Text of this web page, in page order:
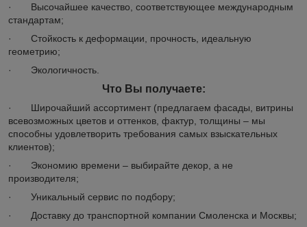
· Высочайшее качество, соответствующее международным
стандартам;
· Стойкость к деформации, прочность, идеальную
геометрию;
· Экологичность.
Что Вы получаете:
· Широчайший ассортимент (предлагаем фасады, витрины
всевозможных цветов и оттенков, фактур, толщины – мы
способны удовлетворить требования самых взыскательных
клиентов);
· Экономию времени – выбирайте декор, а не
производителя;
· Уникальный сервис по подбору;
· Доставку до транспортной компании Смоленска и Москвы;